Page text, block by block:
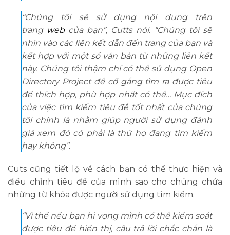
“Chúng tôi sẽ sử dụng nội dung trên
trang webcủa bạn”, Cutts nói. “Chúng tôi sẽ
nhìn vào các liên kết dẫn đến trang của bạn và
kết hợp với một số văn bản từ những liên kết
này. Chúng tôi thậm chí có thể sử dụng Open
Directory Project để cố gắng tìm ra được tiêu
đề thích hợp, phù hợp nhất có thể… Mục đích
của việc tìm kiếm tiêu đề tốt nhất của chúng
tôi chính là nhằm giúp người sử dụng đánh
giá xem đó có phải là thứ họ đang tìm kiếm
hay không”.
Cuts cũng tiết lộ về cách bạn có thể thực hiện và
điều chỉnh tiêu đề của mình sao cho chúng chứa
những từ khóa được người sử dụng tìm kiếm.
“Vì thế nếu bạn hi vọng mình có thể kiểm soát
được tiêu đề hiển thị, câu trả lời chắc chắn là